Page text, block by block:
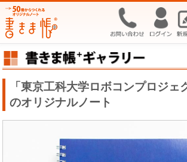
「東京工科大学ロボコンプロジェ
のオリジナルノート